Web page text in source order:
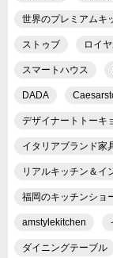
世界のプレミアムキ
ストゥブ ロイ
スマートハウス
DADA
デザイナートトーキ
イタリアブランド家
リアルキッチン＆イ
福岡のキッチンショ
amstylekitchen
ダイニングテーブル